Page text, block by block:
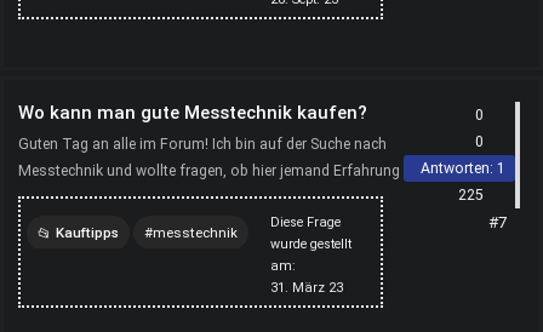
Wo kann man gute Messtechnik kaufen?
Guten Tag an alle im Forum! Ich bin auf der Suche nach
Messtechnik und wollte fragen, ob hier jemand Erfahrung damit
hat? Welche Produkte sind einfach zu bedienen und bie...
Diese Frage
wurde gestellt
am:
31. März 23
Kauftipps messtechnik
0
0
Antworten: 1
225
#7